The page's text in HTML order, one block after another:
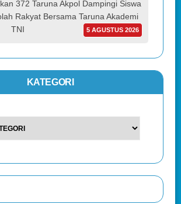
372 Taruna Akpol Dampingi Siswa
Rakyat Bersama Taruna Akademi
TNI
5 AGUSTUS 2026
KATEGORI